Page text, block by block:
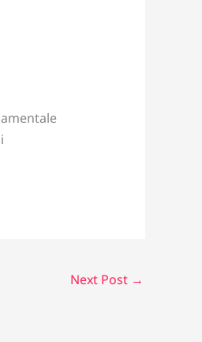
Next Post →